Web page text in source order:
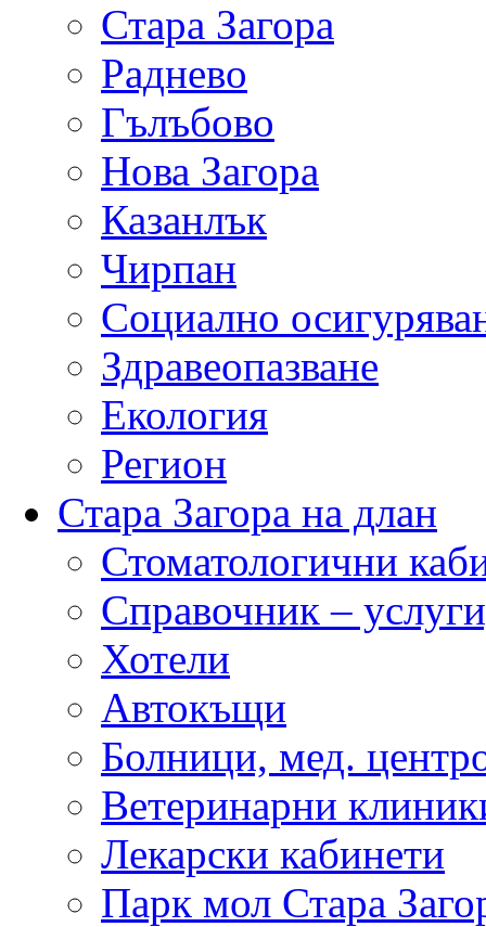
Стара Загора
Раднево
Гълъбово
Нова Загора
Казанлък
Чирпан
Социално
Здравеопазване
Екология
Регион
Стара Загора на длан
Стоматологични
Справочник –
Хотели
Автокъщи
Болници, мед.
Ветеринарни
Лекарски кабинети
Парк мол Стара